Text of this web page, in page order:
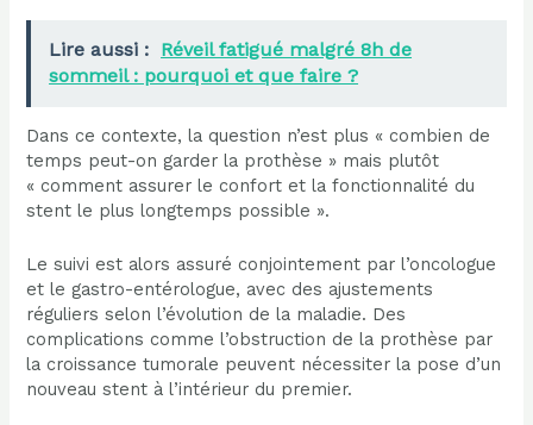
Lire aussi : Réveil fatigué malgré 8h de
sommeil : pourquoi et que faire ?
Dans ce contexte, la question n’est plus « combien de
temps peut-on garder la prothèse » mais plutôt
« comment assurer le confort et la fonctionnalité du
stent le plus longtemps possible ».
Le suivi est alors assuré conjointement par l’oncologue
et le gastro-entérologue, avec des ajustements
réguliers selon l’évolution de la maladie. Des
complications comme l’obstruction de la prothèse par
la croissance tumorale peuvent nécessiter la pose d’un
nouveau stent à l’intérieur du premier.